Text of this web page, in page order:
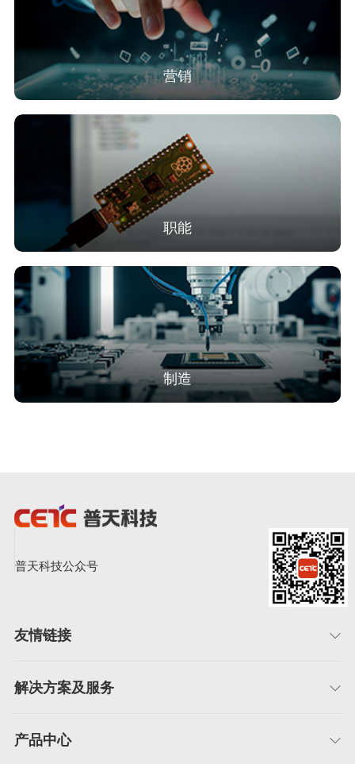
营销
职能
制造
普天科技公众号
友情链接
解决方案及服务
产品中心